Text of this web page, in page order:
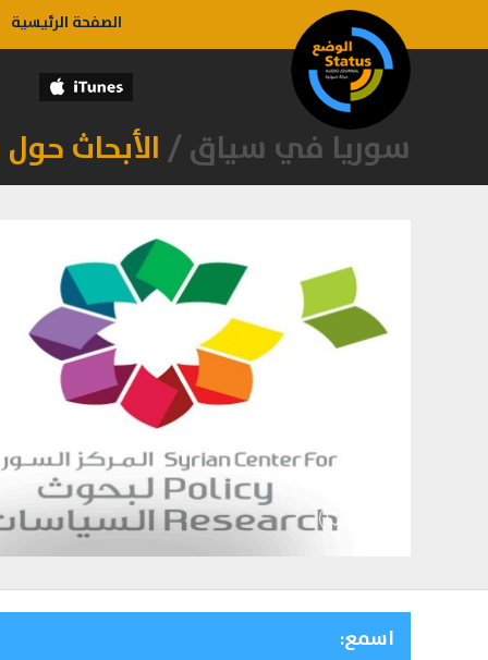
الصفحة الرئيسية
سوريا في سياق /الأبحاث
اسمع: